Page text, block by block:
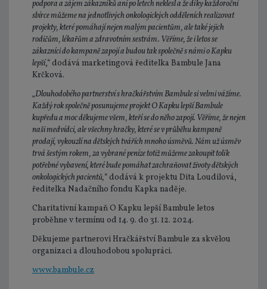
podpora a zájem zákazníků ani po letech neklesl a že díky každoroční
sbírce můžeme na jednotlivých onkologických odděleních realizovat
projekty, které pomáhají nejen malým pacientům, ale také jejich
rodičům, lékařům a zdravotním sestrám. Věříme, že i letos se
zákazníci do kampaně zapojí a budou tak společně s námi o Kapku
lepší,“ dodává marketingová ředitelka Bambule Jana
Krčková.
„Dlouhodobého partnerství s hračkářstvím Bambule si velmi vážíme.
Každý rok společně posunujeme projekt O Kapku lepší Bambule
kupředu a moc děkujeme všem, kteří se do něho zapojí. Věříme, že nejen
naši medvídci, ale všechny hračky, které se v průběhu kampaně
prodají, vykouzlí na dětských tvářích mnoho úsměvů. Nám už úsměv
trvá šestým rokem, za vybrané peníze totiž můžeme zakoupit tolik
potřebné vybavení, které bude pomáhat zachraňovat životy dětských
onkologických pacientů,“ dodává k projektu Dita Loudilová,
ředitelka Nadačního fondu Kapka naděje.
Charitativní kampaň O Kapku lepší Bambule letos
proběhne v termínu od 14. 9. do 31. 12. 2024.
Děkujeme partnerovi Hračkářství Bambule za skvělou
organizaci a dlouhodobou spolupráci.
www.bambule.cz